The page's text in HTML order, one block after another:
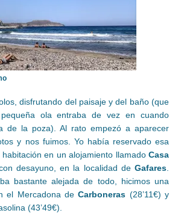
disfrutando del paisaje y del baño (que
ola entraba de vez en cuando
de la poza). Al rato empezó a aparecer
y nos fuimos. Yo había reservado esa
en un alojamiento llamadoCasa
desayuno, en la localidad deGafares.
bastante alejada de todo, hicimos una
el Mercadona deCarboneras (28’11€) y
(43’49€).